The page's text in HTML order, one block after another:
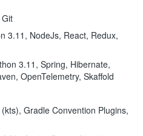
Git
3.11, NodeJs, React, Redux,
3.11, Spring, Hibernate,
OpenTelemetry, Skaffold
Gradle Convention Plugins,